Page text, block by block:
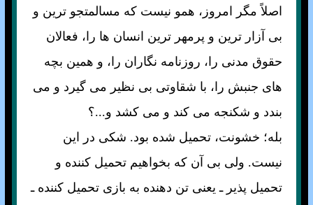
اصلاً مگر امروز، همو نيست که مسالمتجو ترين و
بی آزار ترين و پرمهر ترين انسان ها را، فعالان
حقوق مدنی را، روزنامه نگاران را، و همين بچه
های جنبش را، با شقاوتی بی نظير می گيرد و می
بندد و شکنجه می کند و می کشد و...؟
بله؛ خشونت، تحميل شده بود. شکی در اين
نيست. ولی بی آن که بخواهيم تحميل کننده و
تحميل پذير ـ يعنی تن دهنده به بازی تحميل کننده ـ